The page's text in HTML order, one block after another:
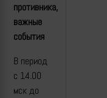
противника,
важные
события
В период
с 14.00
мск до